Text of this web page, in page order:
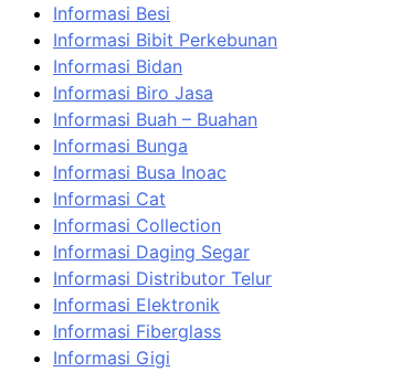
Informasi Besi
Informasi Bibit Perkebunan
Informasi Bidan
Informasi Biro Jasa
Informasi Buah – Buahan
Informasi Bunga
Informasi Busa Inoac
Informasi Cat
Informasi Collection
Informasi Daging Segar
Informasi Distributor Telur
Informasi Elektronik
Informasi Fiberglass
Informasi Gigi